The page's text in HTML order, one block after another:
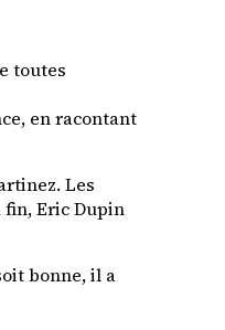
toutes
en racontant
Les
fin, Eric Dupin
bonne, il a